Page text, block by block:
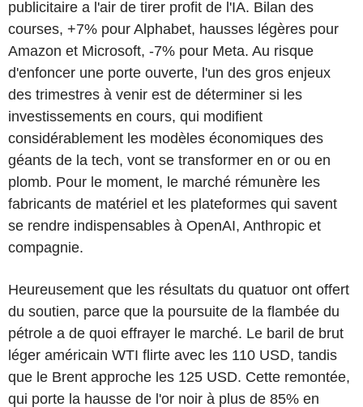
publicitaire a l'air de tirer profit de l'IA. Bilan des
courses, +7% pour Alphabet, hausses légères pour
Amazon et Microsoft, -7% pour Meta. Au risque
d'enfoncer une porte ouverte, l'un des gros enjeux
des trimestres à venir est de déterminer si les
investissements en cours, qui modifient
considérablement les modèles économiques des
géants de la tech, vont se transformer en or ou en
plomb. Pour le moment, le marché rémunère les
fabricants de matériel et les plateformes qui savent
se rendre indispensables à OpenAI, Anthropic et
compagnie.
Heureusement que les résultats du quatuor ont offert
du soutien, parce que la poursuite de la flambée du
pétrole a de quoi effrayer le marché. Le baril de brut
léger américain WTI flirte avec les 110 USD, tandis
que le Brent approche les 125 USD. Cette remontée,
qui porte la hausse de l'or noir à plus de 85% en